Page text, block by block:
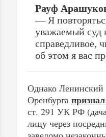
Рауф
— Я
уважаемый суд
справедливое,
об этом я вас
Однако
Оренбурга
ст. 291 УК РФ
лицу через